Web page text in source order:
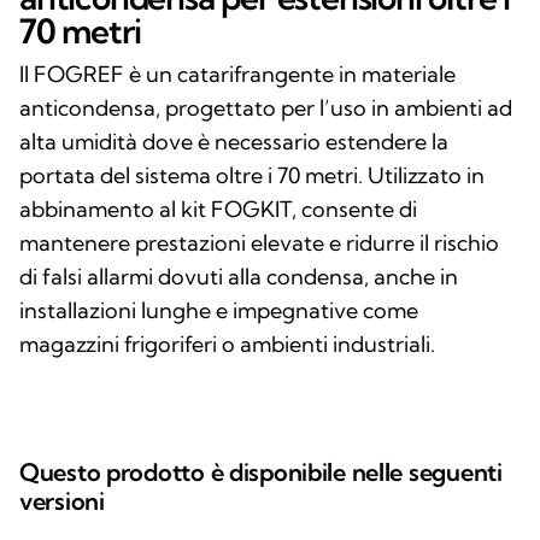
70 metri
Il FOGREF è un catarifrangente in materiale
anticondensa, progettato per l’uso in ambienti ad
alta umidità dove è necessario estendere la
portata del sistema oltre i 70 metri. Utilizzato in
abbinamento al kit FOGKIT, consente di
mantenere prestazioni elevate e ridurre il rischio
di falsi allarmi dovuti alla condensa, anche in
installazioni lunghe e impegnative come
magazzini frigoriferi o ambienti industriali.
Questo prodotto è disponibile nelle seguenti
versioni